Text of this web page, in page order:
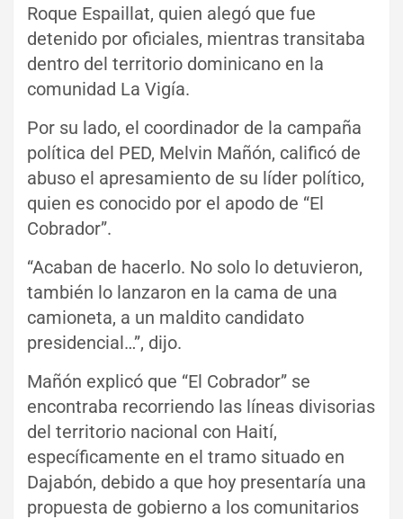
Roque Espaillat, quien alegó que fue
detenido por oficiales, mientras transitaba
dentro del territorio dominicano en la
comunidad La Vigía.
Por su lado, el coordinador de la campaña
política del PED, Melvin Mañón, calificó de
abuso el apresamiento de su líder político,
quien es conocido por el apodo de “El
Cobrador”.
“Acaban de hacerlo. No solo lo detuvieron,
también lo lanzaron en la cama de una
camioneta, a un maldito candidato
presidencial…”, dijo.
Mañón explicó que “El Cobrador” se
encontraba recorriendo las líneas divisorias
del territorio nacional con Haití,
específicamente en el tramo situado en
Dajabón, debido a que hoy presentaría una
propuesta de gobierno a los comunitarios